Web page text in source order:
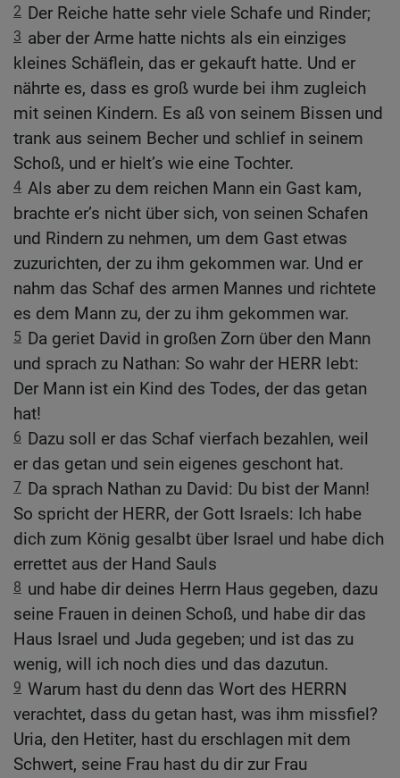
2 Der Reiche hatte sehr viele Schafe und Rinder;
3 aber der Arme hatte nichts als ein einziges
kleines Schäflein, das er gekauft hatte. Und er
nährte es, dass es groß wurde bei ihm zugleich
mit seinen Kindern. Es aß von seinem Bissen und
trank aus seinem Becher und schlief in seinem
Schoß, und er hielt’s wie eine Tochter.
4 Als aber zu dem reichen Mann ein Gast kam,
brachte er’s nicht über sich, von seinen Schafen
und Rindern zu nehmen, um dem Gast etwas
zuzurichten, der zu ihm gekommen war. Und er
nahm das Schaf des armen Mannes und richtete
es dem Mann zu, der zu ihm gekommen war.
5 Da geriet David in großen Zorn über den Mann
und sprach zu Nathan: So wahr der HERR lebt:
Der Mann ist ein Kind des Todes, der das getan
hat!
6 Dazu soll er das Schaf vierfach bezahlen, weil
er das getan und sein eigenes geschont hat.
7 Da sprach Nathan zu David: Du bist der Mann!
So spricht der HERR, der Gott Israels: Ich habe
dich zum König gesalbt über Israel und habe dich
errettet aus der Hand Sauls
8 und habe dir deines Herrn Haus gegeben, dazu
seine Frauen in deinen Schoß, und habe dir das
Haus Israel und Juda gegeben; und ist das zu
wenig, will ich noch dies und das dazutun.
9 Warum hast du denn das Wort des HERRN
verachtet, dass du getan hast, was ihm missfiel?
Uria, den Hetiter, hast du erschlagen mit dem
Schwert, seine Frau hast du dir zur Frau